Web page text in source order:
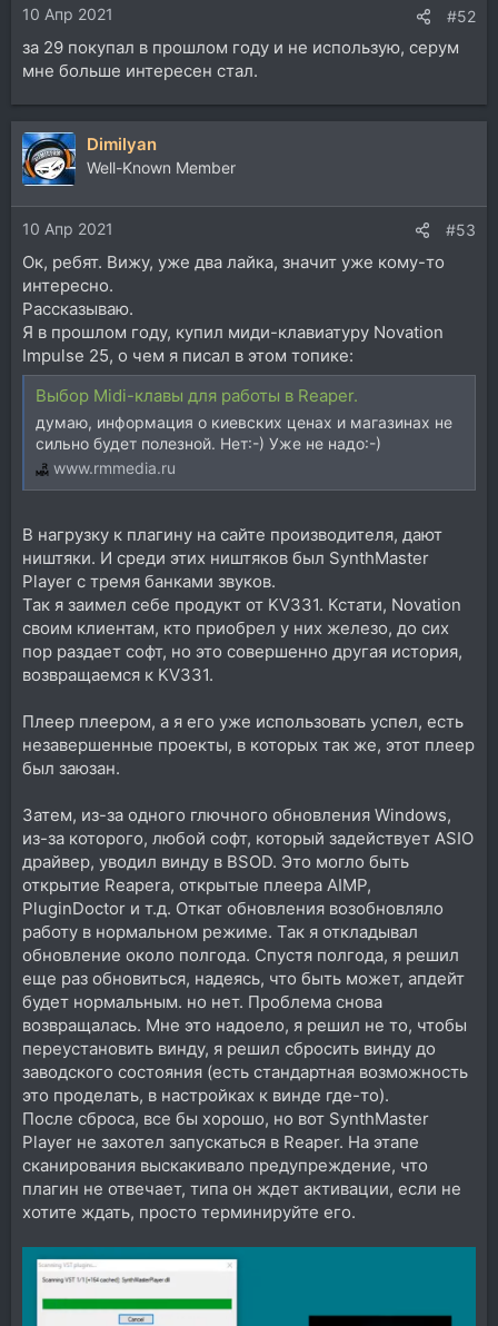
10 Апр 2021 #52
за 29 покупал в прошлом году и не использую, серум
мне больше интересен стал.
Dimilyan
Well-Known Member
10 Апр 2021 #53
Ок, ребят. Вижу, уже два лайка, значит уже кому-то
интересно.
Рассказываю.
Я в прошлом году, купил миди-клавиатуру Novation
Impulse 25, о чем я писал в этом топике:
Выбор Midi-клавы для работы в Reaper.
думаю, информация о киевских ценах и магазинах не
сильно будет полезной. Нет:-) Уже не надо:-)
www.rmmedia.ru
В нагрузку к плагину на сайте производителя, дают
ништяки. И среди этих ништяков был SynthMaster
Player с тремя банками звуков.
Так я заимел себе продукт от KV331. Кстати, Novation
своим клиентам, кто приобрел у них железо, до сих
пор раздает софт, но это совершенно другая история,
возвращаемся к KV331.
Плеер плеером, а я его уже использовать успел, есть
незавершенные проекты, в которых так же, этот плеер
был заюзан.
Затем, из-за одного глючного обновления Windows,
из-за которого, любой софт, который задействует ASIO
драйвер, уводил винду в BSOD. Это могло быть
открытие Reaperа, открытые плеера AIMP,
PluginDoctor и т.д. Откат обновления возобновляло
работу в нормальном режиме. Так я откладывал
обновление около полгода. Спустя полгода, я решил
еще раз обновиться, надеясь, что быть может, апдейт
будет нормальным. но нет. Проблема снова
возвращалась. Мне это надоело, я решил не то, чтобы
переустановить винду, я решил сбросить винду до
заводского состояния (есть стандартная возможность
это проделать, в настройках к винде где-то).
После сброса, все бы хорошо, но вот SynthMaster
Player не захотел запускаться в Reaper. На этапе
сканирования выскакивало предупреждение, что
плагин не отвечает, типа он ждет активации, если не
хотите ждать, просто терминируйте его.